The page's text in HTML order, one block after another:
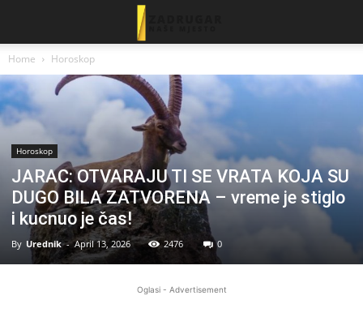
Home Horoskop
Horoskop
JARAC: OTVARAJU TI SE VRATA KOJA SU
DUGO BILA ZATVORENA – vreme je stiglo
i kucnuo je čas!
By Urednik - April 13, 2026 2476 0
Oglasi - Advertisement